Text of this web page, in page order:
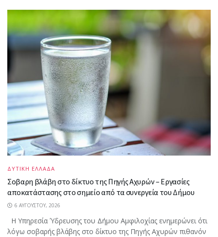
ΔΥΤΙΚΗ ΕΛΛΑΔΑ
Σοβαρη βλάβη στο δίκτυο της Πηγής Αχυρών – Εργασίες
αποκατάστασης στο σημείο από τα συνεργεία του Δήμου
6 ΑΥΓΟΎΣΤΟΥ, 2026
Η Υπηρεσία Ύδρευσης του Δήμου Αμφιλοχίας ενημερώνει ότι
λόγω σοβαρής βλάβης στο δίκτυο της Πηγής Αχυρών πιθανόν